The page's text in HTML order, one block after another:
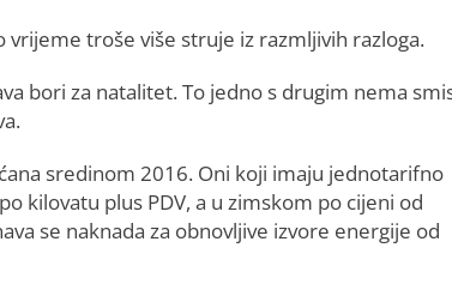
troše više struje iz razmljivih razloga.
bori za natalitet. To jedno s drugim nema
sredinom 2016. Oni koji imaju jednotarifno
kilovatu plus PDV, a u zimskom po cijeni od
se naknada za obnovljive izvore energije od